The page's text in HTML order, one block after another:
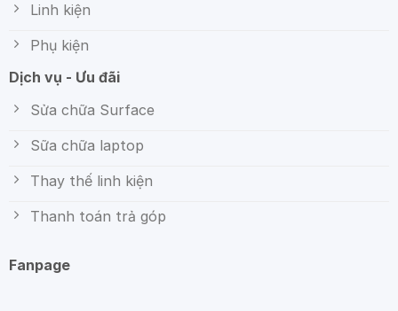
Linh kiện
Phụ kiện
Dịch vụ - Ưu đãi
Sửa chữa Surface
Sữa chữa laptop
Thay thế linh kiện
Thanh toán trả góp
Fanpage